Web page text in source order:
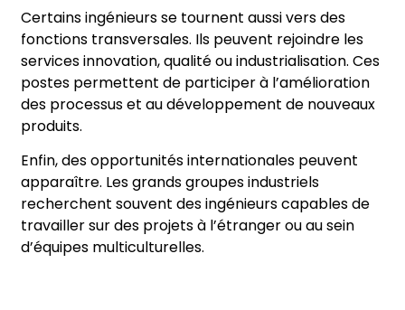
Certains ingénieurs se tournent aussi vers des
fonctions transversales. Ils peuvent rejoindre les
services innovation, qualité ou industrialisation. Ces
postes permettent de participer à l’amélioration
des processus et au développement de nouveaux
produits.
Enfin, des opportunités internationales peuvent
apparaître. Les grands groupes industriels
recherchent souvent des ingénieurs capables de
travailler sur des projets à l’étranger ou au sein
d’équipes multiculturelles.